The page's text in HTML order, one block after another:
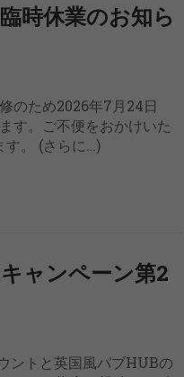
時休業のお知ら
のため2026年7月24日
す。ご不便をおかけいた
す。 (さらに…)
ャンペーン第2
ントと英国風パブHUBの